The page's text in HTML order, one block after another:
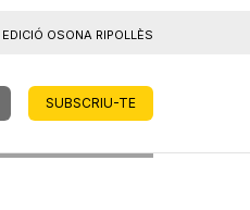
EDICIÓ OSONA RIPOLLÈS
SUBSCRIU-TE